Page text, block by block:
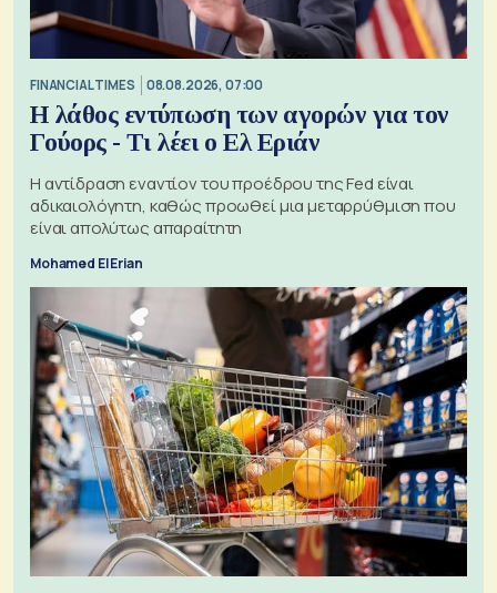
FINANCIAL TIMES 08.08.2026, 07:00
Η λάθος εντύπωση των αγορών για τον
Γούορς - Τι λέει ο Ελ Εριάν
Η αντίδραση εναντίον του προέδρου της Fed είναι
αδικαιολόγητη, καθώς προωθεί μια μεταρρύθμιση που
είναι απολύτως απαραίτητη
Mohamed El Erian